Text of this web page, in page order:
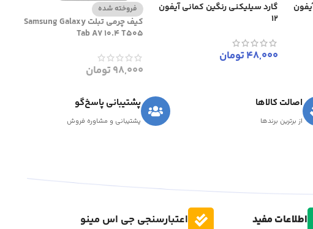
گارد سیلیکنی رنگین کمانی آیفون
12
48,000تومان
فروخته شده
کیف چرمی تبلت Samsung Galaxy
Tab A7 10.4 T505
98,000تومان
اصالت کالاها
از برترین برندها
پشتیبانی پاسخ‌گو
پشتیبانی و مشاوره فروش
اطلاعات مفید اعتبارسنجی جی اس مینو